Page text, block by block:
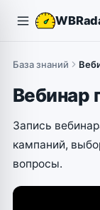
База знаний
Вебинар
Запись
кампаний,
вопросы.